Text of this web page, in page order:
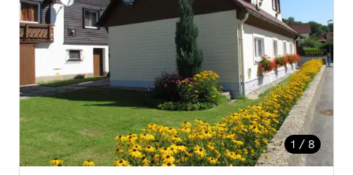
1 / 8